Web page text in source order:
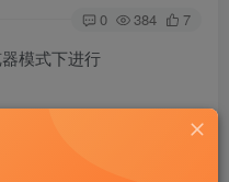
0 384 7
模式下进行
用：360极速浏览器或者